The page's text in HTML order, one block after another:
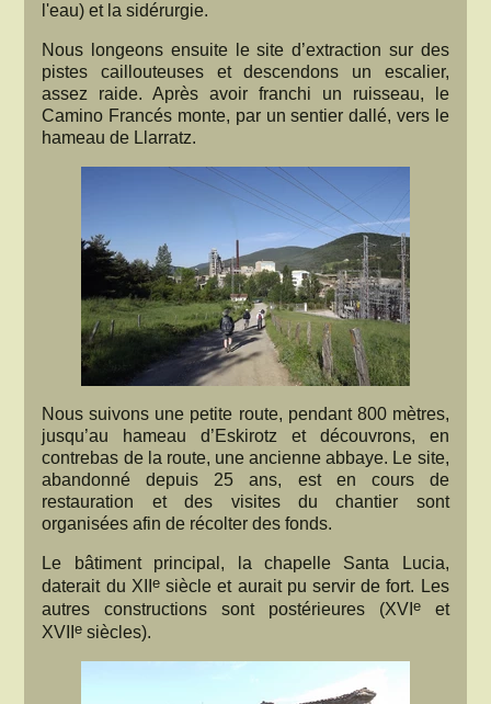
l'eau) et la sidérurgie.
Nous longeons ensuite le site d’extraction sur des
pistes caillouteuses et descendons un escalier,
assez raide. Après avoir franchi un ruisseau, le
Camino Francés monte, par un sentier dallé, vers le
hameau de Llarratz.
Nous suivons une petite route, pendant 800 mètres,
jusqu’au hameau d’Eskirotz et découvrons, en
contrebas de la route, une ancienne abbaye. Le site,
abandonné depuis 25 ans, est en cours de
restauration et des visites du chantier sont
organisées afin de récolter des fonds.
Le bâtiment principal, la chapelle Santa Lucia,
daterait du XII esiècle et aurait pu servir de fort. Les
autres constructions sont postérieures (XVI eet
XVIIe siècles).